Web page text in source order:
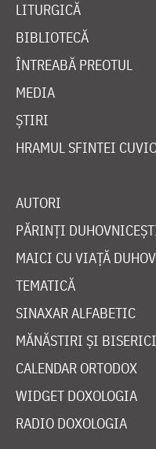
LITURGICĂ
BIBLIOTECĂ
ÎNTREABĂ PREOTUL
MEDIA
ȘTIRI
HRAMUL SFINTEI
AUTORI
PĂRINȚI
MAICI CU VIAȚĂ
TEMATICĂ
SINAXAR ALFABETIC
MĂNĂSTIRI ȘI BISERICI
CALENDAR ORTODOX
WIDGET DOXOLOGIA
RADIO DOXOLOGIA